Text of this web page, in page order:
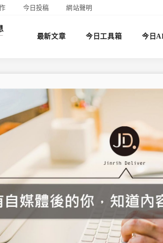
今日投稿 網站聲明
最新文章 今日工具箱 今日